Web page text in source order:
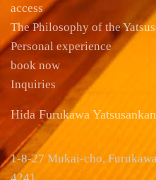
access
The Philosophy of the
Personal experience
book now
Inquiries
Hida Furukawa Yatsusankan
1-8-27 Mukai-cho,
4241